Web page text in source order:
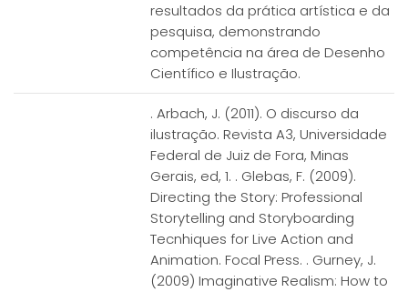
resultados da prática artística e da
pesquisa, demonstrando
competência na área de Desenho
Científico e Ilustração.
. Arbach, J. (2011). O discurso da
ilustração. Revista A3, Universidade
Federal de Juiz de Fora, Minas
Gerais, ed, 1. . Glebas, F. (2009).
Directing the Story: Professional
Storytelling and Storyboarding
Tecnhiques for Live Action and
Animation. Focal Press. . Gurney, J.
(2009) Imaginative Realism: How to